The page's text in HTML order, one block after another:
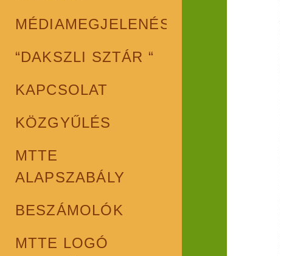
MÉDIAMEGJELENÉSEK
“DAKSZLI SZTÁR “
KAPCSOLAT
KÖZGYŰLÉS
MTTE
ALAPSZABÁLY
BESZÁMOLÓK
MTTE LOGÓ